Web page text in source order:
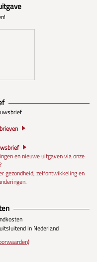
en nieuwe uitgaven via onze
gezondheid, zelfontwikkeling en
in Nederland